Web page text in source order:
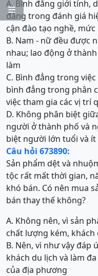

A. Bình đẳng giới tính,
đẳng trong đánh giá
cận đào tạo nghề,
B. Nam - nữ đều được
nhau; lao động ở
làm
C. Bình đẳng trong
bình đẳng trong phân
việc tham gia các vị trí
D. Không phân biệt
người ở thành phố và
biệt người lớn tuổi và
Câu hỏi 673890:
Sản phẩm dệt và
tộc rất mất thời gian,
khó bán. Có nên mua
bán thay thế không?
A. Không nên, vì sản
chất lượng kém,
B. Nên, vì như vậy đáp
khách du lịch và làm
của địa phương